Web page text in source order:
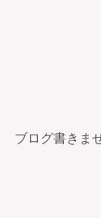
ブログ書きま